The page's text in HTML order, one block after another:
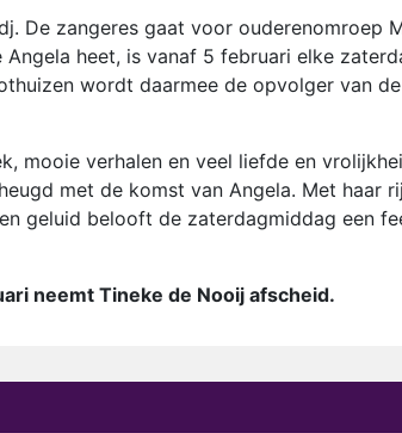
De zangeres gaat voor ouderenomroep
heet, is vanaf 5 februari elke
wordt daarmee de opvolger van de
mooie verhalen en veel liefde en
met de komst van Angela. Met haar
geluid belooft de zaterdagmiddag een
neemt Tineke de Nooij afscheid.